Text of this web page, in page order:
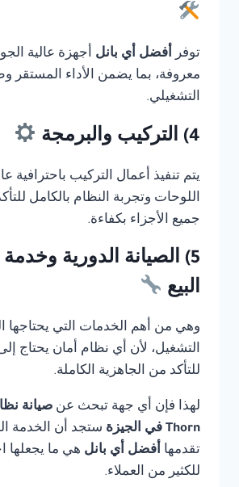
توفر أفضل أي بانل أجهزة عالية
معروفة، بما يضمن الأداء المستقر
التشغيلي.
4) التركيب والبرمجة
يتم تنفيذ أعمال التركيب باحترافية
اللوحات وتجربة النظام بالكامل
جميع الأجزاء بكفاءة.
5) الصيانة الدورية
البيع
وهي من أهم الخدمات التي يحتاجها
التشغيل، لأن أي نظام أمان يحتاج
للتأكد من الجاهزية الكاملة.
لهذا فإن أي جهة تبحث عن صيانة
Thorn في الجيزة
ستجد أن الخدمة
تقدمها أفضل أي بانل هي ما يجعلها
للكثير من العملاء.